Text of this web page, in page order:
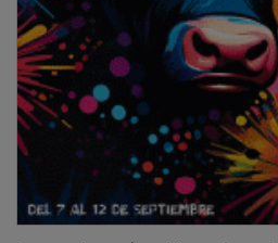
PUBLICIDAD
El niño que nunca regresó
Litterae
y se encuentra
través de la tienda online de la
establecimiento Mareta
José Alfonso Fernández,
residente en Luxemburgo
amplia trayectoria literaria y